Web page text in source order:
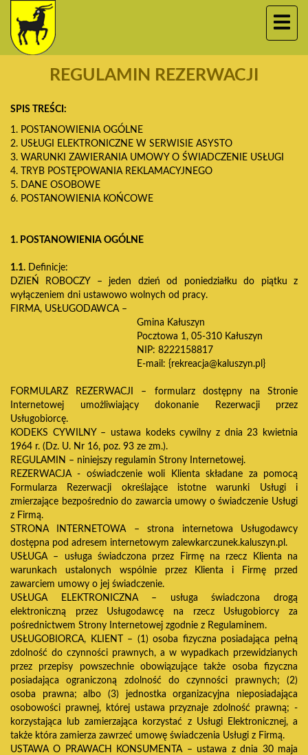
REGULAMIN REZERWACJI
SPIS TREŚCI:
1. POSTANOWIENIA OGÓLNE
2. USŁUGI ELEKTRONICZNE W SERWISIE ASYSTO
3. WARUNKI ZAWIERANIA UMOWY O ŚWIADCZENIE USŁUGI
4. TRYB POSTĘPOWANIA REKLAMACYJNEGO
5. DANE OSOBOWE
6. POSTANOWIENIA KOŃCOWE
1. POSTANOWIENIA OGÓLNE
1.1. Definicje:
DZIEŃ ROBOCZY – jeden dzień od poniedziałku do piątku z
wyłączeniem dni ustawowo wolnych od pracy.
FIRMA, USŁUGODAWCA –
Gmina Kałuszyn
Pocztowa 1, 05-310 Kałuszyn
NIP: 8222158817
E-mail: {rekreacja@kaluszyn.pl}
FORMULARZ REZERWACJI – formularz dostępny na Stronie
Internetowej umożliwiający dokonanie Rezerwacji przez
Usługobiorcę.
KODEKS CYWILNY – ustawa kodeks cywilny z dnia 23 kwietnia
1964 r. (Dz. U. Nr 16, poz. 93 ze zm.).
REGULAMIN – niniejszy regulamin Strony Internetowej.
REZERWACJA - oświadczenie woli Klienta składane za pomocą
Formularza Rezerwacji określające istotne warunki Usługi i
zmierzające bezpośrednio do zawarcia umowy o świadczenie Usługi
z Firmą.
STRONA INTERNETOWA – strona internetowa Usługodawcy
dostępna pod adresem internetowym zalewkarczunek.kaluszyn.pl.
USŁUGA – usługa świadczona przez Firmę na rzecz Klienta na
warunkach ustalonych wspólnie przez Klienta i Firmę przed
zawarciem umowy o jej świadczenie.
USŁUGA ELEKTRONICZNA – usługa świadczona drogą
elektroniczną przez Usługodawcę na rzecz Usługobiorcy za
pośrednictwem Strony Internetowej zgodnie z Regulaminem.
USŁUGOBIORCA, KLIENT – (1) osoba fizyczna posiadająca pełną
zdolność do czynności prawnych, a w wypadkach przewidzianych
przez przepisy powszechnie obowiązujące także osoba fizyczna
posiadająca ograniczoną zdolność do czynności prawnych; (2)
osoba prawna; albo (3) jednostka organizacyjna nieposiadająca
osobowości prawnej, której ustawa przyznaje zdolność prawną; -
korzystająca lub zamierzająca korzystać z Usługi Elektronicznej, a
także która zamierza zawrzeć umowę świadczenia Usługi z Firmą.
USTAWA O PRAWACH KONSUMENTA – ustawa z dnia 30 maja